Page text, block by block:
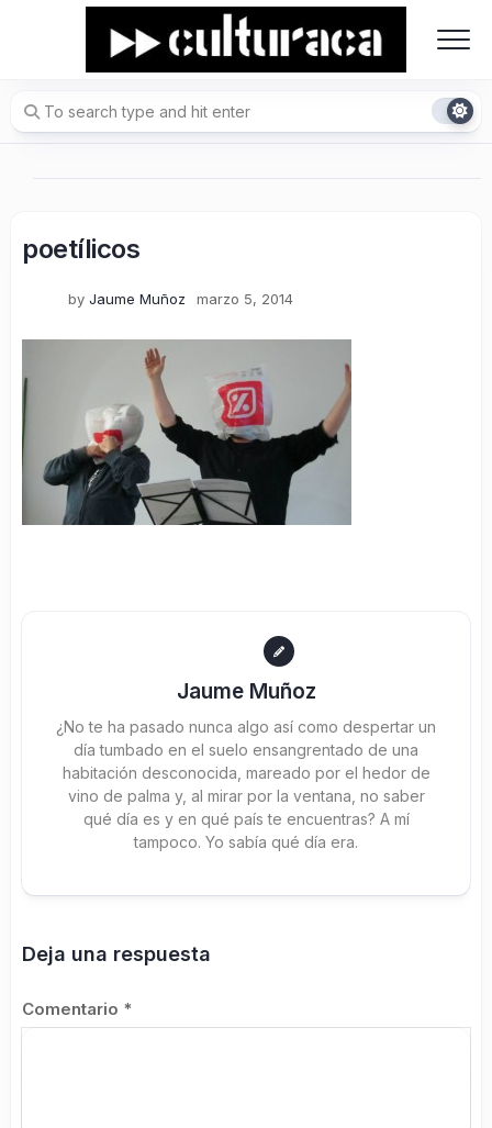
poetílicos
by Jaume Muñoz marzo 5, 2014
Jaume Muñoz
¿No te ha pasado nunca algo así como despertar un
día tumbado en el suelo ensangrentado de una
habitación desconocida, mareado por el hedor de
vino de palma y, al mirar por la ventana, no saber
qué día es y en qué país te encuentras? A mí
tampoco. Yo sabía qué día era.
Deja una respuesta
Comentario *